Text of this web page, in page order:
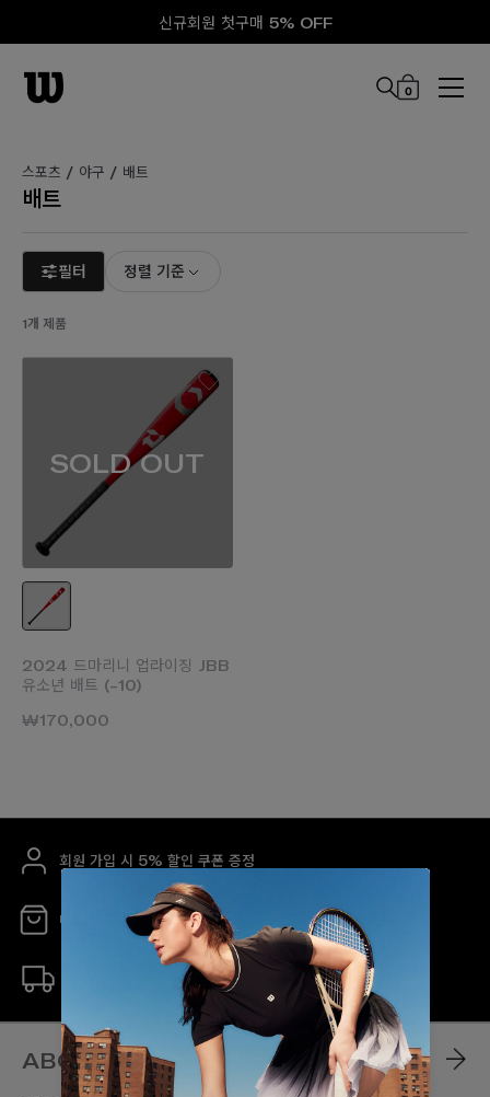
신규회원 첫구매 5% OFF
0
스포츠 / 야구 / 배트
배트
필터 정렬 기준
1개 제품
SOLD OUT
2024 드마리니 업라이징 JBB
유소년 배트 (-10)
₩170,000
회원 가입 시 5% 할인 쿠폰 증정
매장 안내
ABOUT